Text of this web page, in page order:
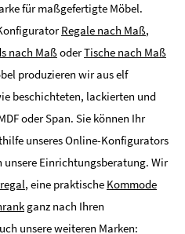
für maßgefertigte Möbel.
Regale nach Maß,
nach MaßoderTische nach Maß
produzieren wir aus elf
beschichteten, lackierten und
oder Span. Sie können Ihr
unseres Online-Konfigurators
unsere Einrichtungsberatung. Wir
, eine praktische Kommode
ganz nach Ihren
unsere weiteren Marken: